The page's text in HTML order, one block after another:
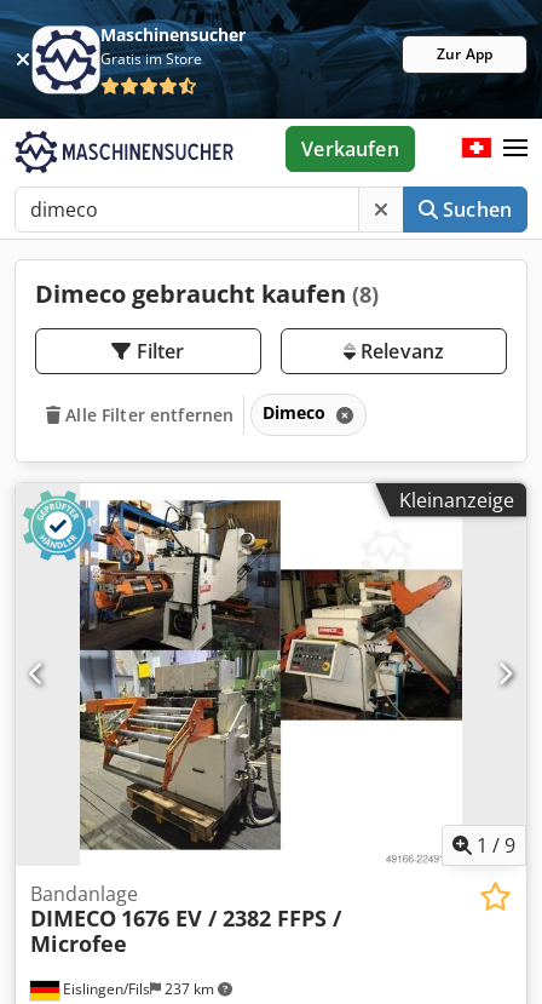
Maschinensucher
Gratis im Store Zur App
Suchen
Verkaufen
Dimeco gebraucht kaufen (8)
Filter Relevanz
Alle Filter entfernen Dimeco
Kleinanzeige
1 /9
Eislingen/Fils 237 km
Bandanlage
DIMECO 1676 EV / 2382 FFPS /
Microfee